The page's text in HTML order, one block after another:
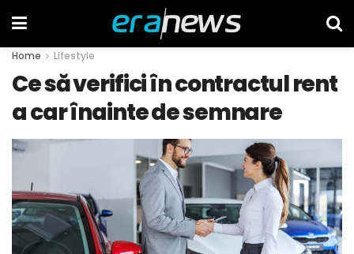
Home Lifestyle
Ce să verifici în contractul rent
a car înainte de semnare